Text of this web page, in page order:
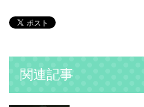
関連記事